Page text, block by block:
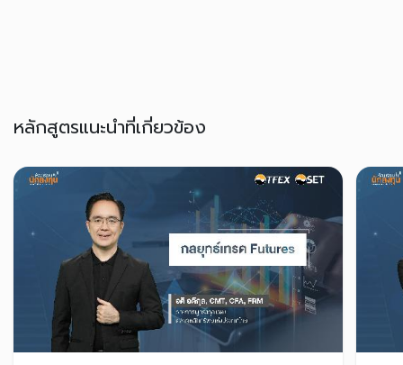
หลักสูตรแนะนำที่เกี่ยวข้อง